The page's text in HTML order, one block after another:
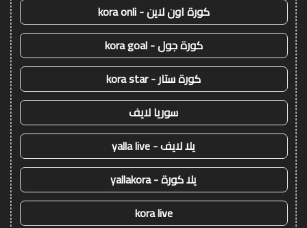
كورة اون لاين - kora onli
كورة جول - kora goal
كورة ستار - kora star
سوريا لايف
يلا لايف - yalla live
يلا كورة - yallakora
kora live